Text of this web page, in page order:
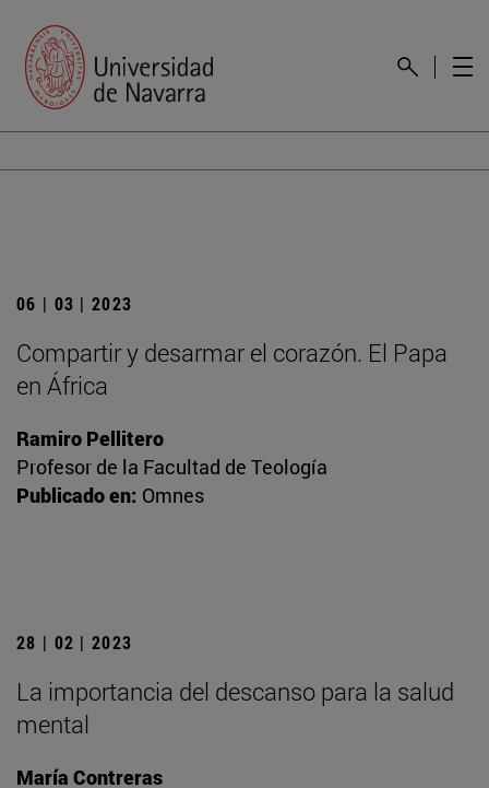
06 | 03 | 2023
Compartir y desarmar el corazón. El Papa
en África
Ramiro Pellitero
Profesor de la Facultad de Teología
Publicado en: Omnes
28 | 02 | 2023
La importancia del descanso para la salud
mental
María Contreras